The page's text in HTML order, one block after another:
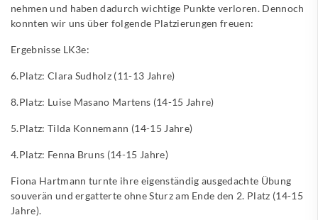
nehmen und haben dadurch wichtige Punkte verloren. Dennoch
konnten wir uns über folgende Platzierungen freuen:
Ergebnisse LK3e:
6.Platz: Clara Sudholz (11-13 Jahre)
8.Platz: Luise Masano Martens (14-15 Jahre)
5.Platz: Tilda Konnemann (14-15 Jahre)
4.Platz: Fenna Bruns (14-15 Jahre)
Fiona Hartmann turnte ihre eigenständig ausgedachte Übung
souverän und ergatterte ohne Sturz am Ende den 2. Platz (14-15
Jahre).